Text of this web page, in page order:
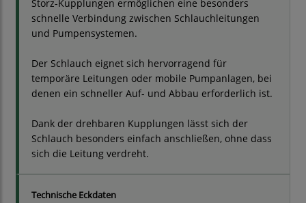
Storz-Kupplungen ermöglichen eine besonders
schnelle Verbindung zwischen Schlauchleitungen
und Pumpensystemen.
Der Schlauch eignet sich hervorragend für
temporäre Leitungen oder mobile Pumpanlagen, bei
denen ein schneller Auf- und Abbau erforderlich ist.
Dank der drehbaren Kupplungen lässt sich der
Schlauch besonders einfach anschließen, ohne dass
sich die Leitung verdreht.
Technische Eckdaten